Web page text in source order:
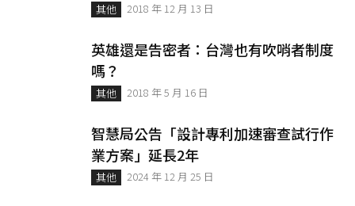
其他 2018 年 12 月 13 日
英雄還是告密者：台灣也有吹哨者制度
嗎？
其他 2018 年 5 月 16 日
智慧局公告「設計專利加速審查試行作
業方案」延長2年
其他 2024 年 12 月 25 日